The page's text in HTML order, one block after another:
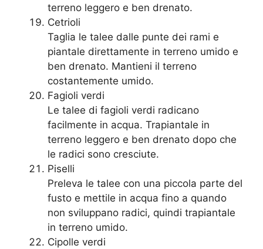
terreno leggero e ben drenato.
Cetrioli
Taglia le talee dalle punte dei rami e
piantale direttamente in terreno umido e
ben drenato. Mantieni il terreno
costantemente umido.
Fagioli verdi
Le talee di fagioli verdi radicano
facilmente in acqua. Trapiantale in
terreno leggero e ben drenato dopo che
le radici sono cresciute.
Piselli
Preleva le talee con una piccola parte del
fusto e mettile in acqua fino a quando
non sviluppano radici, quindi trapiantale
in terreno umido.
Cipolle verdi